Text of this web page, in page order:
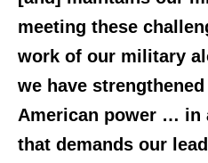
meeting these
work of our military
we have
American power … in
that demands our